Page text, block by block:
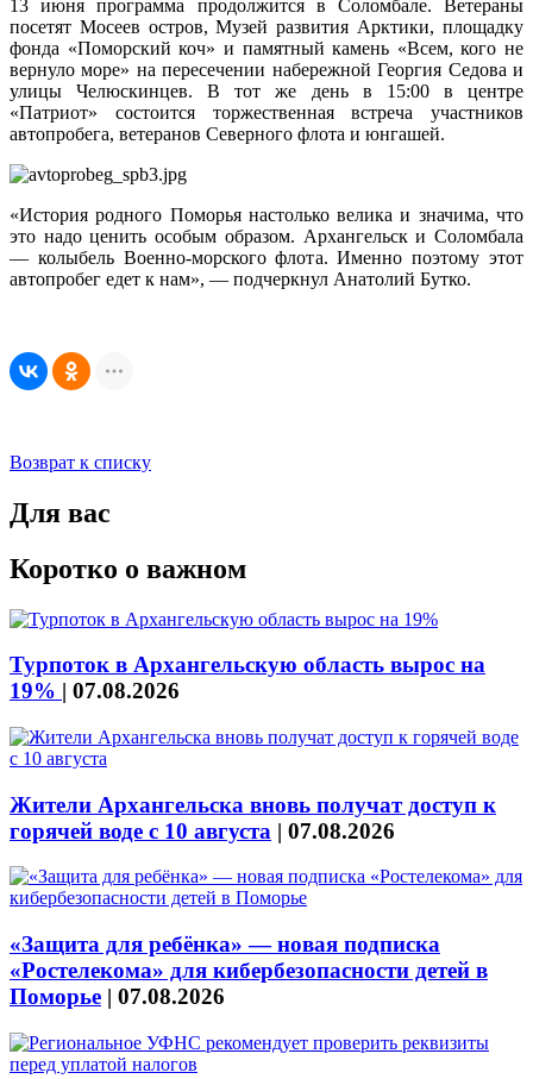
13 июня программа продолжится в Соломбале. Ветераны
посетят Мосеев остров, Музей развития Арктики, площадку
фонда «Поморский коч» и памятный камень «Всем, кого не
вернуло море» на пересечении набережной Георгия Седова и
улицы Челюскинцев. В тот же день в 15:00 в центре
«Патриот» состоится торжественная встреча участников
автопробега, ветеранов Северного флота и юнгашей.
«История родного Поморья настолько велика и значима, что
это надо ценить особым образом. Архангельск и Соломбала
— колыбель Военно-морского флота. Именно поэтому этот
автопробег едет к нам», — подчеркнул Анатолий Бутко.
Возврат к списку
Для вас
Коротко о важном
Турпоток в Архангельскую область вырос на
19% | 07.08.2026
Жители Архангельска вновь получат доступ к
горячей воде с 10 августа | 07.08.2026
«Защита для ребёнка» — новая подписка
«Ростелекома» для кибербезопасности детей в
Поморье | 07.08.2026